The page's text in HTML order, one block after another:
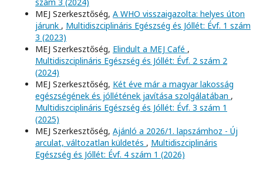
MEJ Szerkesztőség, A WHO visszaigazolta: helyes úton
járunk , Multidiszciplináris Egészség és Jóllét: Évf. 1 szám
3 (2023)
MEJ Szerkesztőség, Elindult a MEJ Café ,
Multidiszciplináris Egészség és Jóllét: Évf. 2 szám 2
(2024)
MEJ Szerkesztőség, Két éve már a magyar lakosság
egészségének és jóllétének javítása szolgálatában ,
Multidiszciplináris Egészség és Jóllét: Évf. 3 szám 1
(2025)
MEJ Szerkesztőség, Ajánló a 2026/1. lapszámhoz - Új
arculat, változatlan küldetés , Multidiszciplináris
Egészség és Jóllét: Évf. 4 szám 1 (2026)